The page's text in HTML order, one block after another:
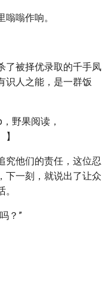
嗡作响。
了被择优录取的千手凤
识人之能，是一群饭
野果阅读，
究他们的责任，这位忍
下一刻，就说出了让众
？”